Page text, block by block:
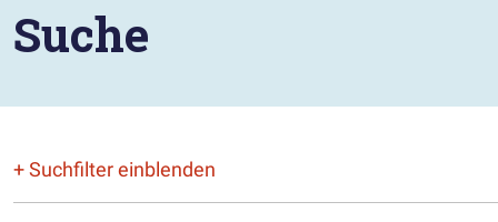
Suche
+ Suchfilter einblenden